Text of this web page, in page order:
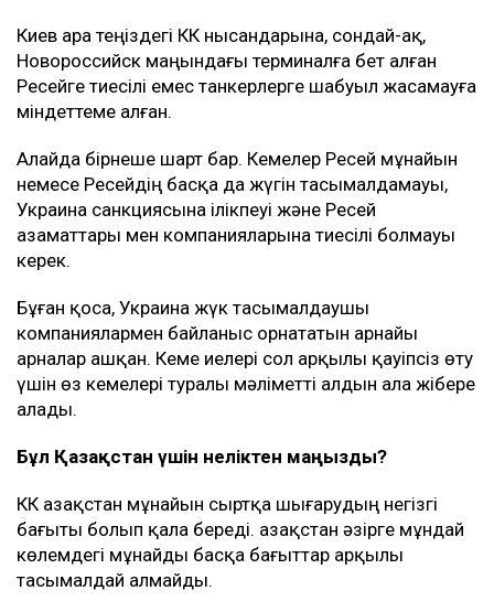
Киев Қара теңіздегі КҚК нысандарына, сондай-ақ,
Новороссийск маңындағы терминалға бет алған
Ресейге тиесілі емес танкерлерге шабуыл жасамауға
міндеттеме алған.
Алайда бірнеше шарт бар. Кемелер Ресей мұнайын
немесе Ресейдің басқа да жүгін тасымалдамауы,
Украина санкциясына ілікпеуі және Ресей
азаматтары мен компанияларына тиесілі болмауы
керек.
Бұған қоса, Украина жүк тасымалдаушы
компаниялармен байланыс орнататын арнайы
арналар ашқан. Кеме иелері сол арқылы қауіпсіз өту
үшін өз кемелері туралы мәліметті алдын ала жібере
алады.
Бұл Қазақстан үшін неліктен маңызды?
КҚК Қазақстан мұнайын сыртқа шығарудың негізгі
бағыты болып қала береді. Қазақстан әзірге мұндай
көлемдегі мұнайды басқа бағыттар арқылы
тасымалдай алмайды.